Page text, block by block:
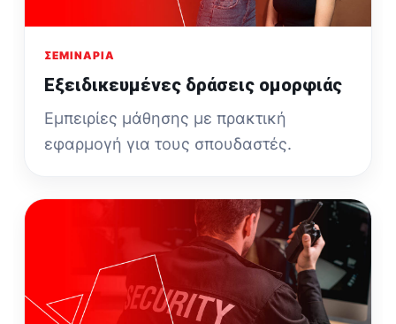
ΣΕΜΙΝΆΡΙΑ
Εξειδικευμένες δράσεις ομορφιάς
Εμπειρίες μάθησης με πρακτική
εφαρμογή για τους σπουδαστές.